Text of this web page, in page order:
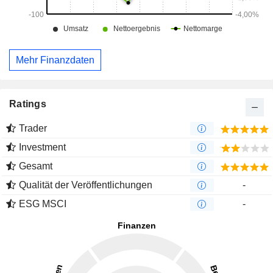
Mehr Finanzdaten
Ratings
Trader
Investment
Gesamt
Qualität der Veröffentlichungen
-
ESG MSCI
-